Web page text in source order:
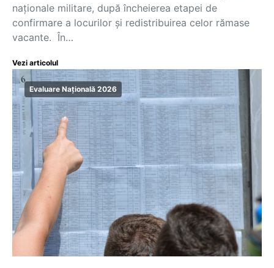
naționale militare, după încheierea etapei de
confirmare a locurilor și redistribuirea celor rămase
vacante. În…
Vezi articolul
Evaluare Națională 2026